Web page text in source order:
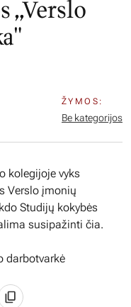
„Verslo
ŽYMOS:
Be kategorijos
kolegijoje vyks
Verslo įmonių
Studijų kokybės
susipažinti čia.
darbotvarkė